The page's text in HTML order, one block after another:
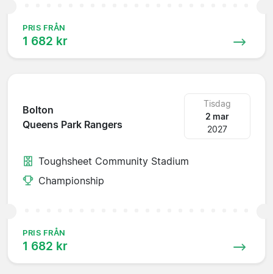
PRIS FRÅN
1 682 kr
Bolton
Queens Park Rangers
Tisdag
2 mar
2027
Toughsheet Community Stadium
Championship
PRIS FRÅN
1 682 kr